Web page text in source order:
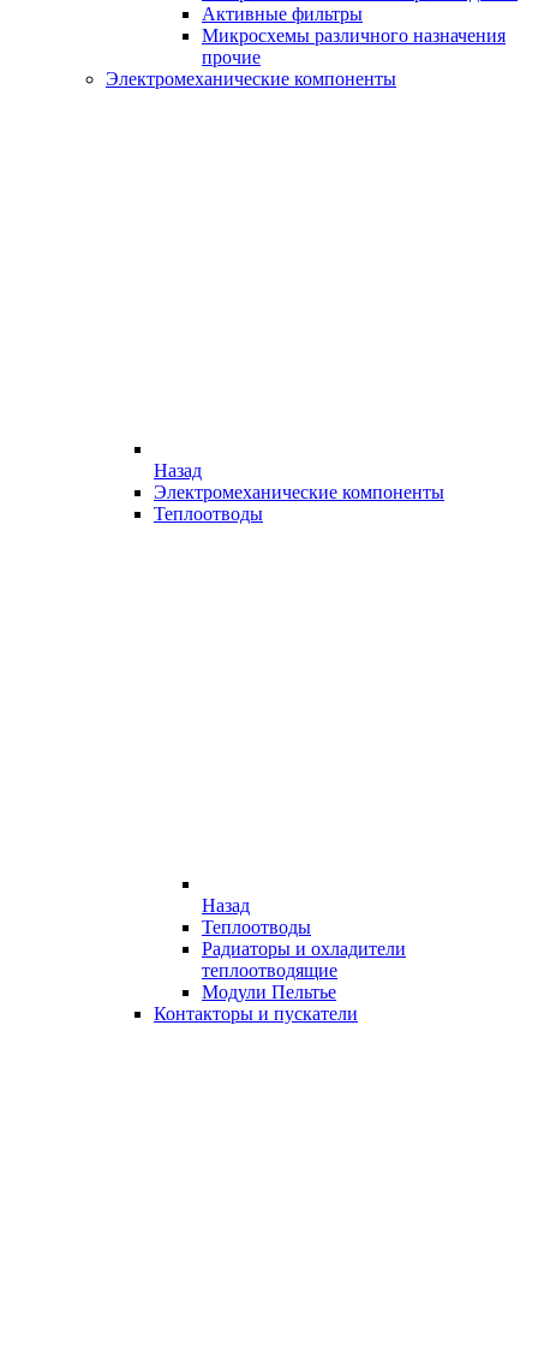
Активные фильтры
Микросхемы различного назначения
прочие
Электромеханические компоненты
Назад
Электромеханические компоненты
Теплоотводы
Назад
Теплоотводы
Радиаторы и охладители
теплоотводящие
Модули Пельтье
Контакторы и пускатели